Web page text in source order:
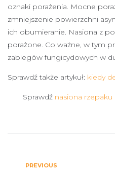
oznaki porażenia. Mocne
zmniejszenie powierzchni
ich obumieranie. Nasiona z
porażone. Co ważne, w tym
zabiegów fungicydowych w
Sprawdź także artykuł: kiedy
Sprawdź nasiona rzepaku
PREVIOUS